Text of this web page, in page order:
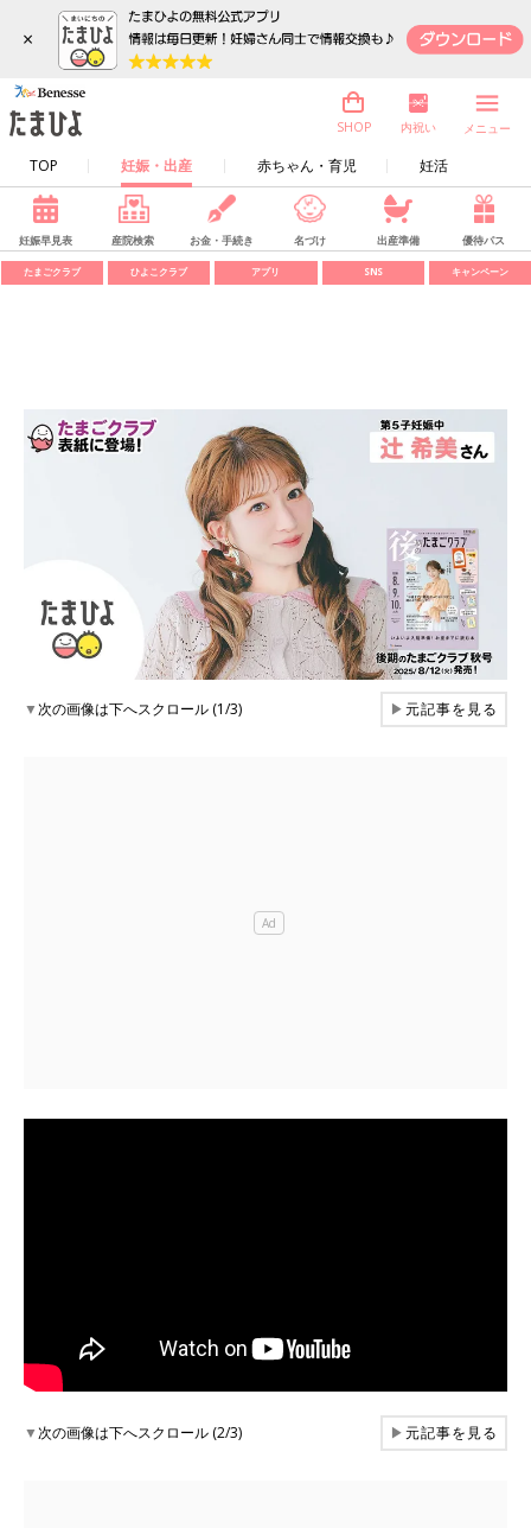
×
TOP 妊娠・出産 赤ちゃん・育児 妊活
SHOP 内祝い メニュー
妊娠早見表 産院検索 お金・手続き 名づけ 出産準備 優待パス
たまごクラブ ひよこクラブ アプリ SNS キャンペーン
▼次の画像は下へスクロール (1/3) ▶元記事を見る
▼次の画像は下へスクロール (2/3) ▶元記事を見る